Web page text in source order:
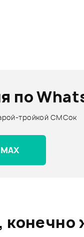
по
тройкой СМСок